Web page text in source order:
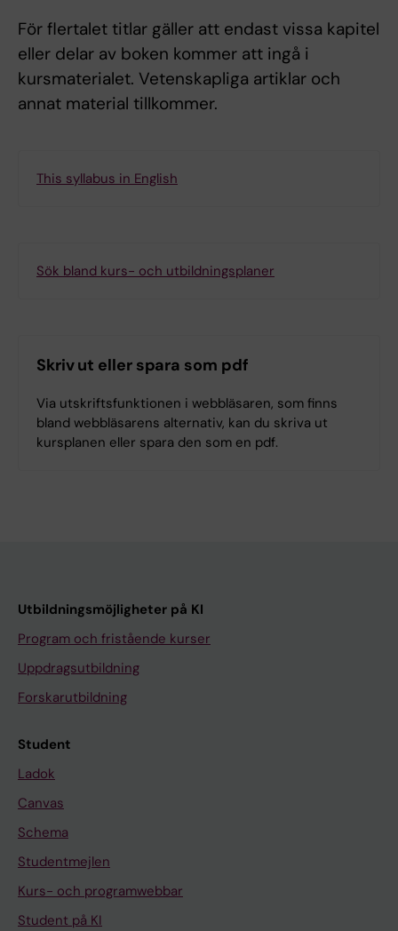
För flertalet titlar gäller att endast vissa kapitel
eller delar av boken kommer att ingå i
kursmaterialet. Vetenskapliga artiklar och
annat material tillkommer.
This syllabus in English
Sök bland kurs- och utbildningsplaner
Skriv ut eller spara som pdf
Via utskriftsfunktionen i webbläsaren, som finns
bland webbläsarens alternativ, kan du skriva ut
kursplanen eller spara den som en pdf.
Utbildningsmöjligheter på KI
Program och fristående kurser
Uppdragsutbildning
Forskarutbildning
Student
Ladok
Canvas
Schema
Studentmejlen
Kurs- och programwebbar
Student på KI